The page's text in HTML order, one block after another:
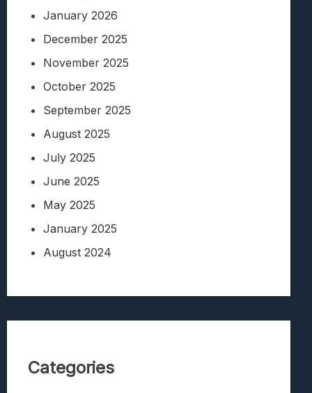
January 2026
December 2025
November 2025
October 2025
September 2025
August 2025
July 2025
June 2025
May 2025
January 2025
August 2024
Categories